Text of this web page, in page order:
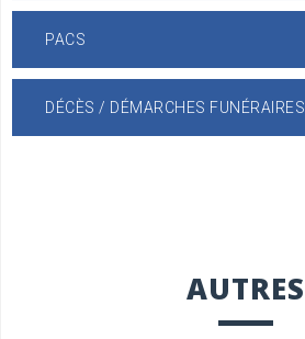
PACS
DÉCÈS / DÉMARCHES FUNÉRAIRES
AUTRES